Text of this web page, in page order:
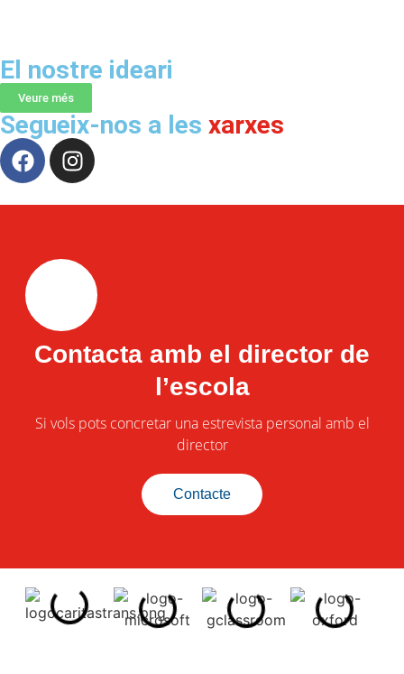
El nostre ideari
Veure més
Segueix-nos a les xarxes
Contacta amb el director de
l’escola
Si vols pots concretar una estrevista personal amb el
director
Contacte